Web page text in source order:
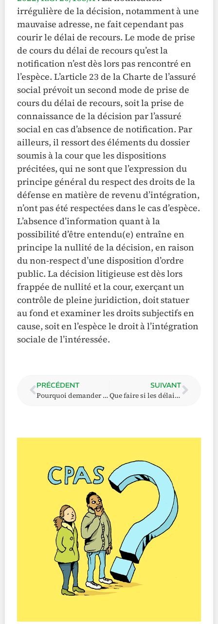
irrégulière de la décision, notamment à une
mauvaise adresse, ne fait cependant pas
courir le délai de recours. Le mode de prise
de cours du délai de recours qu’est la
notification n’est dès lors pas rencontré en
l’espèce. L’article 23 de la Charte de l’assuré
social prévoit un second mode de prise de
cours du délai de recours, soit la prise de
connaissance de la décision par l’assuré
social en cas d’absence de notification. Par
ailleurs, il ressort des éléments du dossier
soumis à la cour que les dispositions
précitées, qui ne sont que l’expression du
principe général du respect des droits de la
défense en matière de revenu d’intégration,
n’ont pas été respectées dans le cas d’espèce.
L’absence d’information quant à la
possibilité d’être entendu(e) entraîne en
principe la nullité de la décision, en raison
du non-respect d’une disposition d’ordre
public. La décision litigieuse est dès lors
frappée de nullité et la cour, exerçant un
contrôle de pleine juridiction, doit statuer
au fond et examiner les droits subjectifs en
cause, soit en l’espèce le droit à l’intégration
sociale de l’intéressée.
PRÉCÉDENT
Pourquoi demander à être entendu(e) ?
SUIVANT
Que faire si les délais sont dépassés ?